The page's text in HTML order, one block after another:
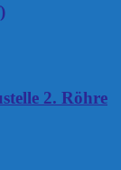
2. Röhre